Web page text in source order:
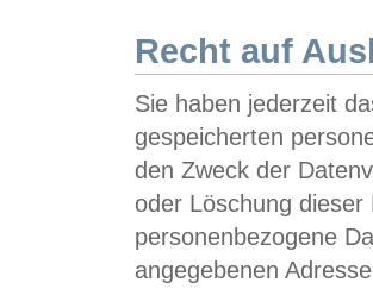
Recht auf
Sie haben jederzeit
gespeicherten
den Zweck der
oder Löschung
personenbezogene
angegebenen